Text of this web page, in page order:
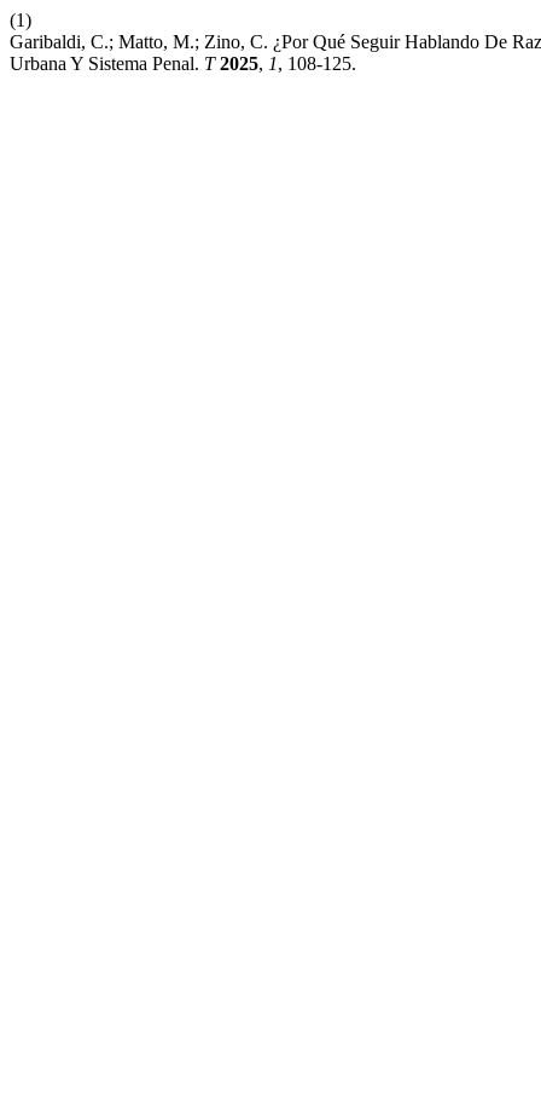
(1)
Garibaldi, C.; Matto, M.; Zino, C. ¿Por Qué Seguir Hablando De
Urbana Y Sistema Penal. T 2025, 1, 108-125.